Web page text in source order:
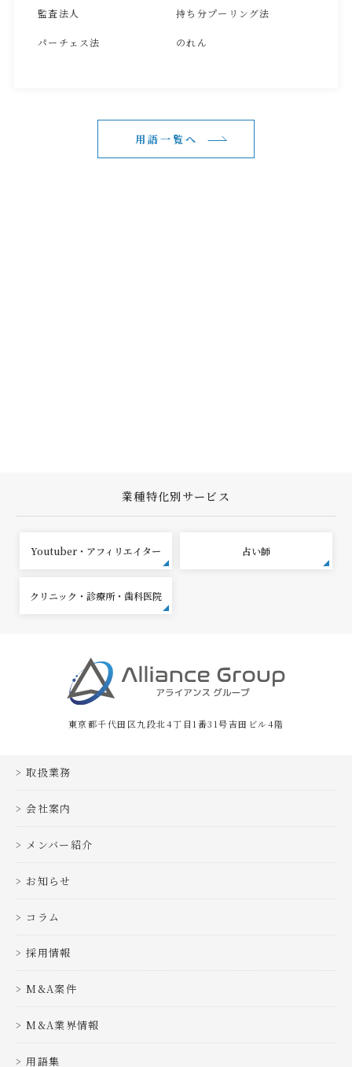
監査法人 持ち分プーリング法
パーチェス法 のれん
用語一覧へ
業種特化別サービス
Youtuber・アフィリエイター 占い師
クリニック・診療所・歯科医院
東京都千代田区九段北4丁目1番31号吉田ビル4階
取扱業務
会社案内
メンバー紹介
お知らせ
コラム
採用情報
M&A案件
M&A業界情報
用語集